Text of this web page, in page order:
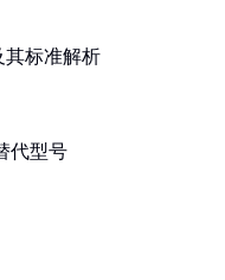
其标准解析
代型号